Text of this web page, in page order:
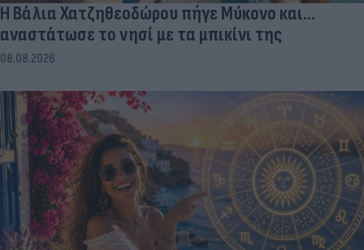
Η Βάλια Χατζηθεοδώρου πήγε Μύκονο και...
αναστάτωσε το νησί με τα μπικίνι της
08.08.2026